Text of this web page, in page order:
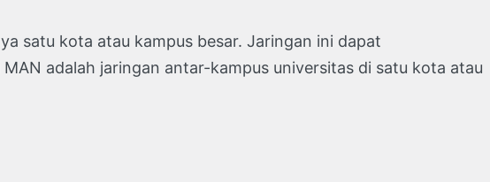
satu kota atau kampus besar. Jaringan ini dapat
adalah jaringan antar-kampus universitas di satu kota atau